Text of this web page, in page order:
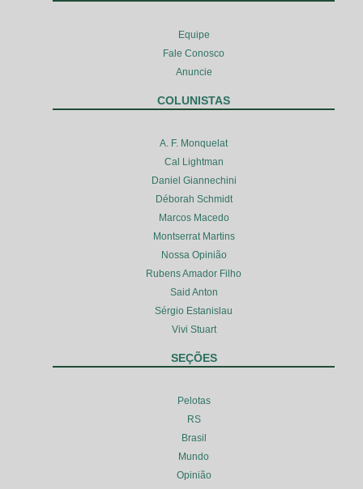
Equipe
Fale Conosco
Anuncie
COLUNISTAS
A. F. Monquelat
Cal Lightman
Daniel Giannechini
Déborah Schmidt
Marcos Macedo
Montserrat Martins
Nossa Opinião
Rubens Amador Filho
Said Anton
Sérgio Estanislau
Vivi Stuart
SEÇÕES
Pelotas
RS
Brasil
Mundo
Opinião